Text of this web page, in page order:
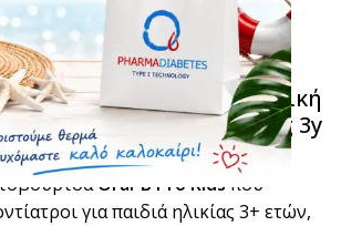
Electric Toothbrush Παιδική
The Lion King 3y
Oral-B Pro Kids που
για παιδιά ηλικίας 3+ ετών,